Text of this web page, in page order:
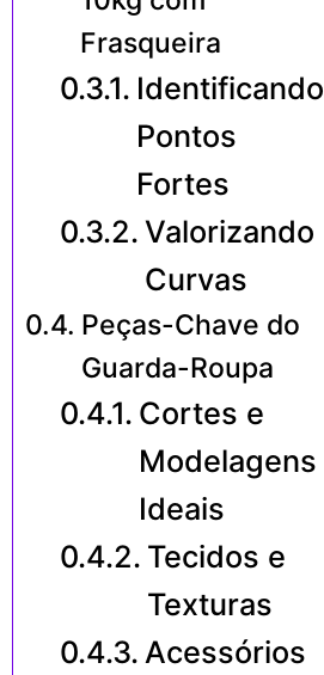
Frasqueira
Identificando
Pontos
Fortes
Valorizando
Curvas
Peças-Chave do
Guarda-Roupa
Cortes e
Modelagens
Ideais
Tecidos e
Texturas
Acessórios